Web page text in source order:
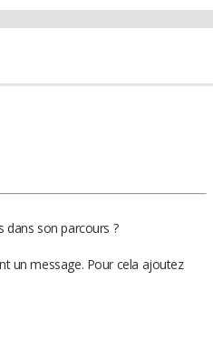
dans son parcours ?
un message. Pour cela ajoutez